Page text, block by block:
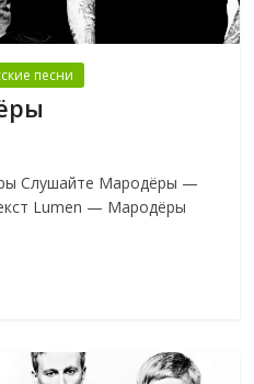
песни
Слушайте Мародёры —
Lumen — Мародёры